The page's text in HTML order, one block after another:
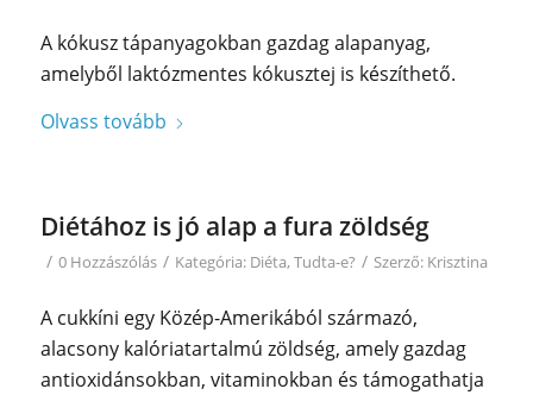
A kókusz tápanyagokban gazdag alapanyag,
amelyből laktózmentes kókusztej is készíthető.
Olvass tovább
Diétához is jó alap a fura zöldség
/ 0 Hozzászólás / Kategória: Diéta, Tudta-e? / Szerző: Krisztina
A cukkíni egy Közép-Amerikából származó,
alacsony kalóriatartalmú zöldség, amely gazdag
antioxidánsokban, vitaminokban és támogathatja